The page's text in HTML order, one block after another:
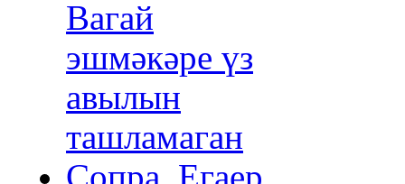
Вагай
эшмәкәре үз
авылын
ташламаган